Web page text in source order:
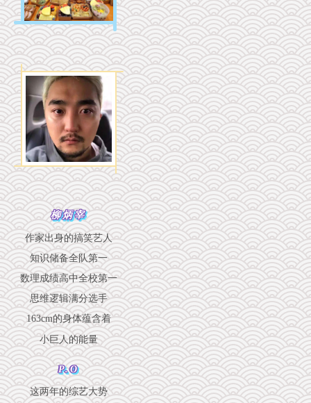
柳炳宰
作家出身的搞笑艺人
知识储备全队第一
数理成绩高中全校第一
思维逻辑满分选手
163cm的身体蕴含着
小巨人的能量
P.O
这两年的综艺大势